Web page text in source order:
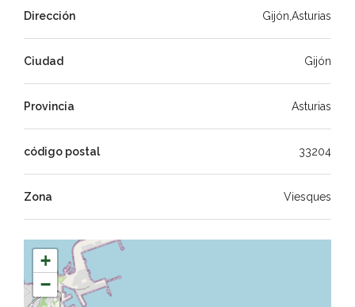
Dirección Gijón,Asturias
Ciudad Gijón
Provincia Asturias
código postal 33204
Zona Viesques
+
−